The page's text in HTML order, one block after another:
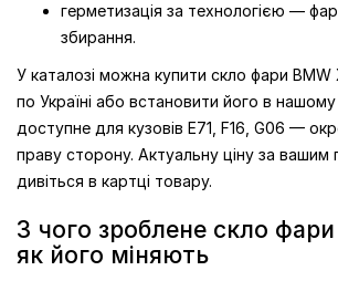
герметизація за технологією —
збирання.
У каталозі можна купити скло фари
по Україні або встановити його в нашому
доступне для кузовів E71, F16, G06 —
праву сторону. Актуальну ціну за вашим
дивіться в картці товару.
З чого зроблене скло фари
як його міняють